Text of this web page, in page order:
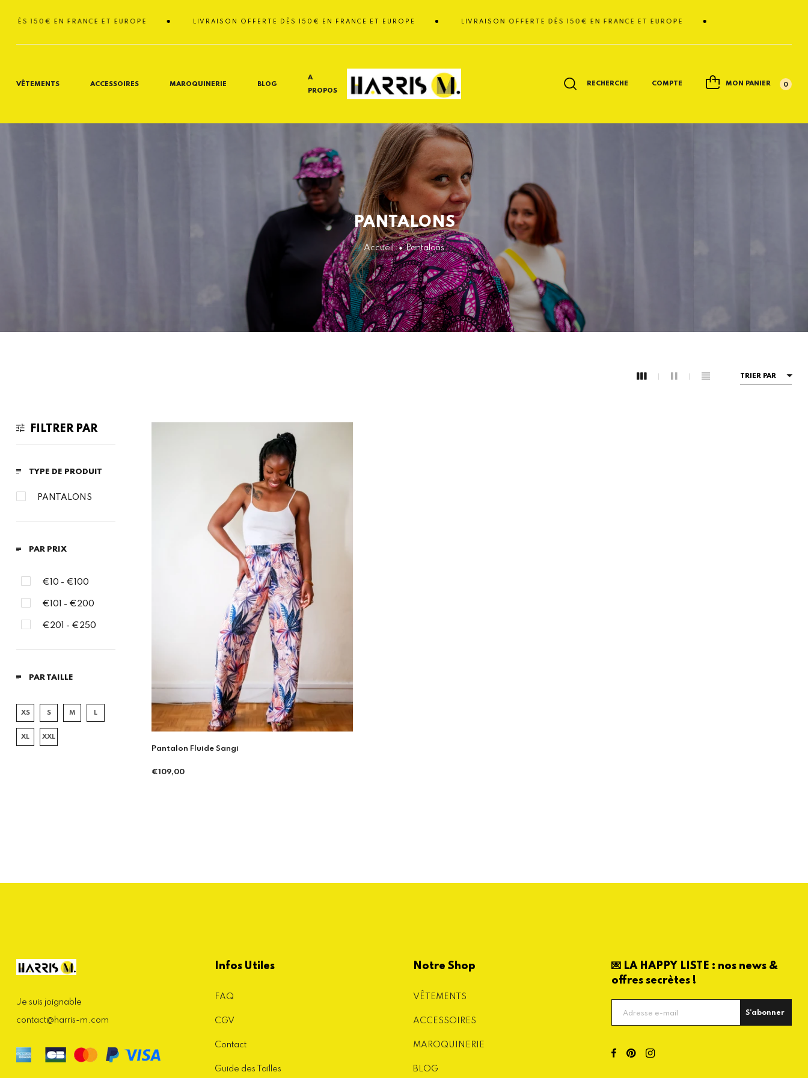
LIVRAISON OFFERTE DÈS 150€ EN FRANCE ET EUROPE LIVRAISON OFFERTE DÈS 150€ EN FRANCE ET EUROPE
150€ EN FRANCE ET EUROPE
VÊTEMENTS ACCESSOIRES MAROQUINERIE BLOG
A
PROPOS
RECHERCHE COMPTE MON PANIER 0
PANTALONS
Accueil Pantalons
TRIER PAR
FILTRER PAR
TYPE DE PRODUIT
PANTALONS
PAR PRIX
€10 - €100
€101 - €200
€201 - €250
PAR TAILLE
XS S M L
XL XXL
Pantalon Fluide Sangi
Prix
€109,00
Je suis joignable
contact@harris-m.com
Infos Utiles
FAQ
CGV
Contact
Guide des Tailles
Notre Shop
VÊTEMENTS
ACCESSOIRES
MAROQUINERIE
BLOG
💌 LA HAPPY LISTE : nos news &
offres secrètes !
S'abonner